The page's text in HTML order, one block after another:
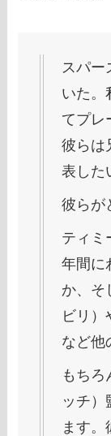
スパー
いた。
てプレ
彼らは
表した
彼らが
ティミ
年間に
か、そ
ビリ）
など他
もちろ
ッチ）
ます